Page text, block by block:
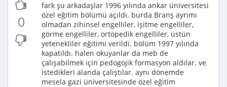
0
fark şu arkadaşlar 1996 yılında ankar üniversitesi
özel eğitim bölümü açıldı. burda Branş ayrımı
olmadan zihinsel engelliler, işitme engelliler,
görme engelliler, ortopedik engelliler, üstün
yetenekliler eğitimi verildi. bölüm 1997 yılında
kapatıldı. halen okuyanlar da meb de
çalışabilmek için pedogojik formasyon aldılar. ve
istedikleri alanda çalıştılar. aynı dönemde
mesela gazi üniversitesinde özel eğitim